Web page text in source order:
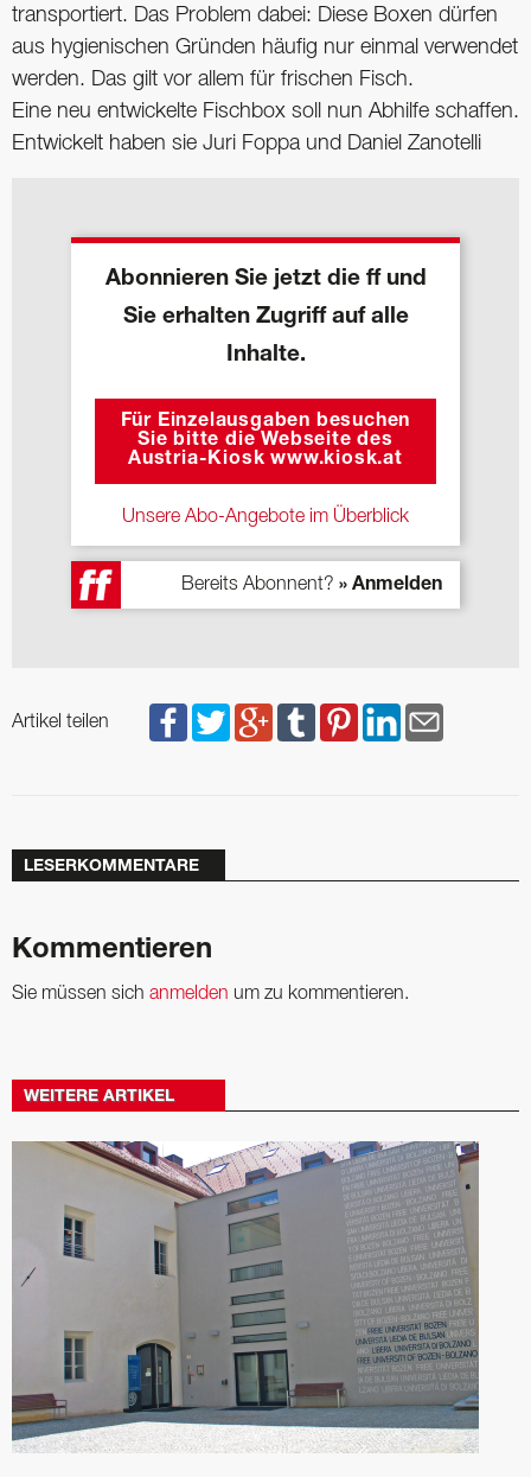
transportiert. Das Problem dabei: Diese Boxen dürfen
aus hygienischen Gründen häufig nur einmal verwendet
werden. Das gilt vor allem für frischen Fisch.
Eine neu entwickelte Fischbox soll nun Abhilfe schaffen.
Entwickelt haben sie Juri Foppa und Daniel Zanotelli
Abonnieren Sie jetzt die ff und
Sie erhalten Zugriff auf alle
Inhalte.
Für Einzelausgaben besuchen
Sie bitte die Webseite des
Austria-Kiosk www.kiosk.at
Unsere Abo-Angebote im Überblick
Bereits Abonnent? » Anmelden
Artikel teilen
LESERKOMMENTARE
Kommentieren
Sie müssen sich anmelden um zu kommentieren.
WEITERE ARTIKEL